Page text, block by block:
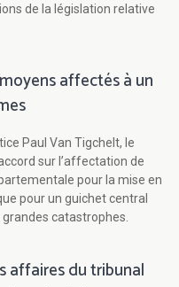
de la législation relative
affectés à un
Paul Van Tigchelt, le
sur l’affectation de
pour la mise en
pour un guichet central
catastrophes.
affaires du tribunal